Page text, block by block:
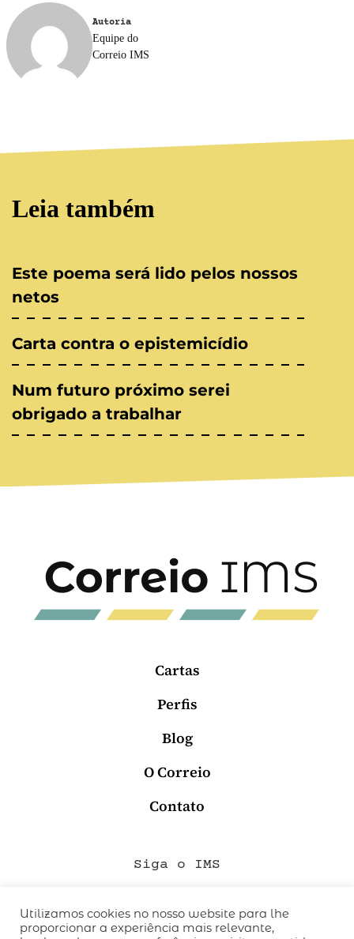
Autoria
Equipe do
Correio IMS
Leia também
Este poema será lido pelos nossos
netos
Carta contra o epistemicídio
Num futuro próximo serei
obrigado a trabalhar
Cartas
Perfis
Blog
O Correio
Contato
Siga o IMS
QUEM SOMOS
Utilizamos cookies no nosso website para lhe
proporcionar a experiência mais relevante,